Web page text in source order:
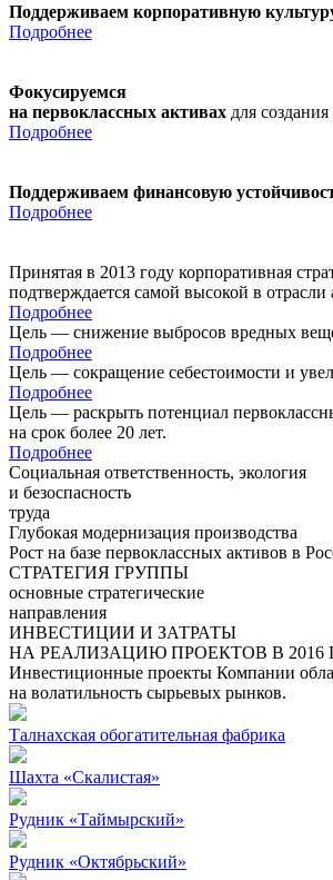
Поддерживаем корпоративную
Подробнее
Фокусируемся
на первоклассных активах для
Подробнее
Поддерживаем финансовую
Подробнее
Принятая в 2013 году корпоративная
подтверждается самой высокой в
Подробнее
Цель — снижение выбросов вредных
Подробнее
Цель — сокращение себестоимости и
Подробнее
Цель — раскрыть потенциал
на срок более 20 лет.
Подробнее
Социальная ответственность, экология
и безоспасность
труда
Глубокая модернизация производства
Рост на базе первоклассных активов в
СТРАТЕГИЯ ГРУППЫ
основные стратегические
направления
ИНВЕСТИЦИИ И ЗАТРАТЫ
НА РЕАЛИЗАЦИЮ ПРОЕКТОВ В 2016
Инвестиционные проекты Компании
на волатильность сырьевых рынков.
Талнахская обогатительная фабрика
Шахта «Скалистая»
Рудник «Таймырский»
Рудник «Октябрьский»